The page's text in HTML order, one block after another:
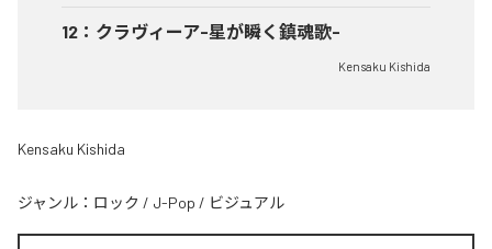
12 ： クラヴィーア-星が瞬く鎮魂歌-
Kensaku Kishida
Kensaku Kishida
ジャンル： ロック / J-Pop / ビジュアル